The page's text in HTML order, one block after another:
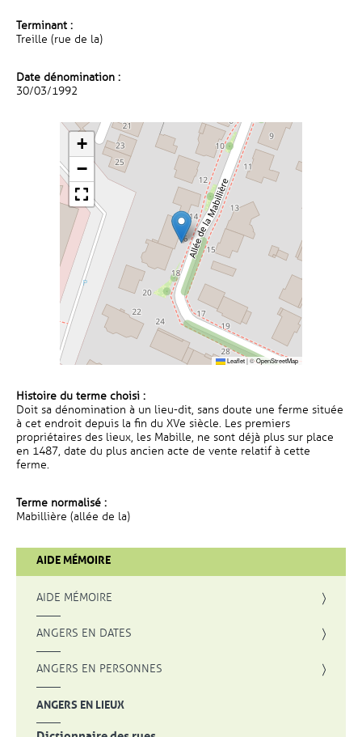
Terminant :
Treille (rue de la)
Date dénomination :
30/03/1992
+
−
Leaflet|©OpenStreetMap
Histoire du terme choisi :
Doit sa dénomination à un lieu-dit, sans doute une ferme située
à cet endroit depuis la fin du XVe siècle. Les premiers
propriétaires des lieux, les Mabille, ne sont déjà plus sur place
en 1487, date du plus ancien acte de vente relatif à cette
ferme.
Terme normalisé :
Mabillière (allée de la)
AIDE MÉMOIRE
AIDE MÉMOIRE
ANGERS EN DATES
ANGERS EN PERSONNES
ANGERS EN LIEUX